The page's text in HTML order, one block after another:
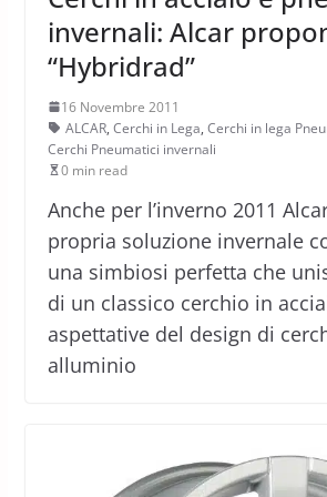
invernali: Alcar
“Hybridrad”
16 Novembre 2011
ALCAR, Cerchi in Lega, Cerchi in lega
Cerchi Pneumatici invernali
0 min read
Anche per l’inverno 2011
propria soluzione invernale
una simbiosi perfetta che
di un classico cerchio in
aspettative del design di
alluminio